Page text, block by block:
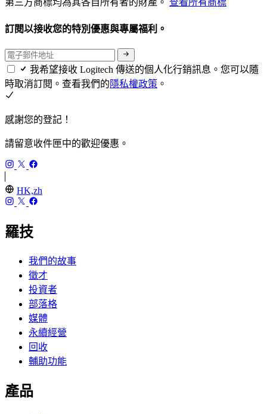
第三方商標均為其各自所有者的財產。 查看所有商標
訂閱以接收您的特別優惠與專屬福利。
我希望接收 Logitech 傳送的個人化行銷訊息。您可以隨
時取消訂閱。查看我們的隱私權政策 。
感謝您的登記！
請留意收件匣中的歡迎優惠。
HK,zh
羅技
我們的故事
徵才
投資者
部落格
媒體
永續經營
回收
輔助功能
產品